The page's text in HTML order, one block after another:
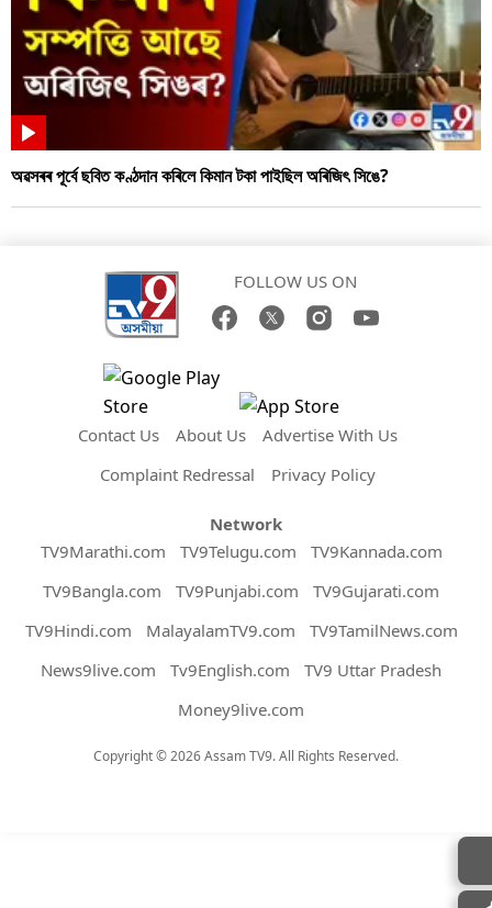
অৱসৰৰ পূৰ্বে ছবিত কণ্ঠদান কৰিলে কিমান টকা পাইছিল অৰিজিৎ সিঙে?
FOLLOW US ON
Contact Us About Us
Advertise With Us
Complaint Redressal
Privacy Policy
Network
TV9Marathi.com
TV9Telugu.com
TV9Kannada.com
TV9Bangla.com
TV9Punjabi.com
TV9Gujarati.com
TV9Hindi.com
MalayalamTV9.com
TV9TamilNews.com
News9live.com
Tv9English.com
TV9 Uttar Pradesh
Money9live.com
Copyright © 2026 Assam TV9. All Rights Reserved.